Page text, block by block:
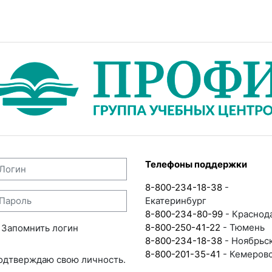
ГРУППА УЧЕБНЫХ
Запомнить логин
свою личность.
Телефоны поддержки
8-800-234-18-38 -
Екатеринбург
8-800-234-80-99 -
8-800-250-41-22 - Тюмень
8-800-234-18-38 -
8-800-201-35-41 -